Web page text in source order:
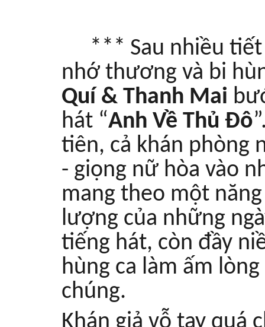
*** Sau nhiều
nhớ thương và bi
Quí & Thanh Mai
hát “Anh Về Thủ Đô
tiên, cả khán phòng
- giọng nữ hòa vào
mang theo một
lượng của những
tiếng hát, còn đầy
hùng ca làm ấm
chúng.